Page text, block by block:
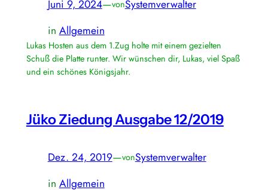
Juni 9, 2024—vonSystemverwalter
in Allgemein
Lukas Hosten aus dem 1.Zug holte mit einem gezielten
Schuß die Platte runter. Wir wünschen dir, Lukas, viel Spaß
und ein schönes Königsjahr.
Jüko Ziedung Ausgabe 12/2019
Dez. 24, 2019—vonSystemverwalter
inAllgemein